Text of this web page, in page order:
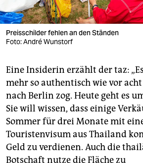
Preisschilder fehlen an den Ständen
Foto: André Wunstorf
Eine Insiderin erzählt der taz:
mehr so authentisch wie vor
nach Berlin zog. Heute geht es
Sie will wissen, dass einige
Sommer für drei Monate mit
Touristenvisum aus Thailand
Geld zu verdienen. Auch die
Botschaft nutze die Fläche zu